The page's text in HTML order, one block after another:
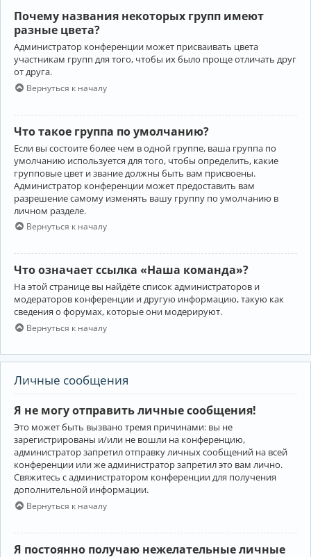
Почему названия некоторых групп имеют
разные цвета?
Администратор конференции может присваивать цвета
участникам групп для того, чтобы их было проще отличать друг
от друга.
Вернуться к началу
Что такое группа по умолчанию?
Если вы состоите более чем в одной группе, ваша группа по
умолчанию используется для того, чтобы определить, какие
групповые цвет и звание должны быть вам присвоены.
Администратор конференции может предоставить вам
разрешение самому изменять вашу группу по умолчанию в
личном разделе.
Вернуться к началу
Что означает ссылка «Наша команда»?
На этой странице вы найдёте список администраторов и
модераторов конференции и другую информацию, такую как
сведения о форумах, которые они модерируют.
Вернуться к началу
Личные сообщения
Я не могу отправить личные сообщения!
Это может быть вызвано тремя причинами: вы не
зарегистрированы и/или не вошли на конференцию,
администратор запретил отправку личных сообщений на всей
конференции или же администратор запретил это вам лично.
Свяжитесь с администратором конференции для получения
дополнительной информации.
Вернуться к началу
Я постоянно получаю нежелательные личные